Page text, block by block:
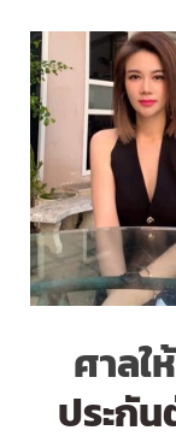
ศาลใ
ประกั